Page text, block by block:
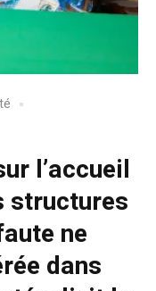
l’accueil
structures
ne
dans